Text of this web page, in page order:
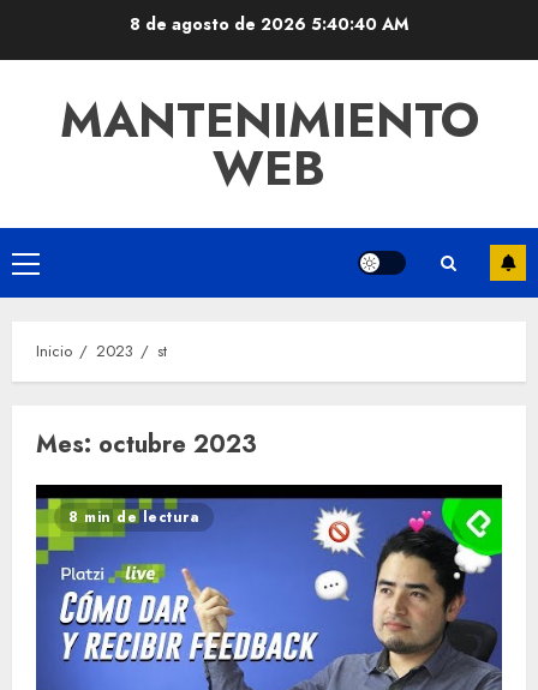
8 de agosto de 2026 5:40:40 AM
MANTENIMIENTO
WEB
Menú
principal
Inicio 2023 st
Mes: octubre 2023
8 min de lectura